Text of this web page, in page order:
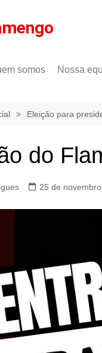
somos
de privacidade
Nossa
Gilson
Eleição para
do
25 de